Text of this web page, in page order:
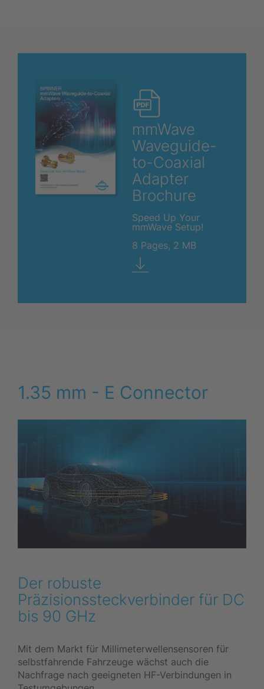
mmWave
Waveguide-
to-Coaxial
Adapter
Brochure
Speed Up Your
mmWave Setup!
8 Pages, 2 MB
1.35 mm - E Connector
Der robuste
Präzisionssteckverbinder für DC
bis 90 GHz
Mit dem Markt für Millimeterwellensensoren für
selbstfahrende Fahrzeuge wächst auch die
Nachfrage nach geeigneten HF-Verbindungen in